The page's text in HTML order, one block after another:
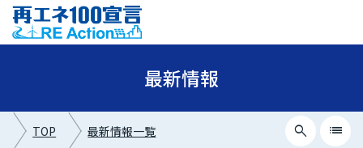
最新情報
TOP 最新情報一覧 search list